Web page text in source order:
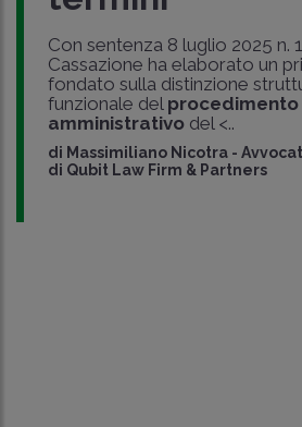
Con sentenza 8 luglio 2025 n.
Cassazione ha elaborato un
fondato sulla distinzione
funzionale del procedimento
amministrativodel <..
di Massimiliano Nicotra -
di Qubit Law Firm & Partners